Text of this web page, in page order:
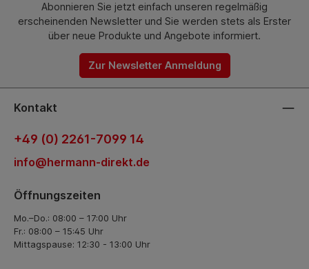
Abonnieren Sie jetzt einfach unseren regelmäßig
erscheinenden Newsletter und Sie werden stets als Erster
über neue Produkte und Angebote informiert.
Zur Newsletter Anmeldung
Kontakt
+49 (0) 2261-7099 14
info@hermann-direkt.de
Öffnungszeiten
Mo.–Do.: 08:00 – 17:00 Uhr
Fr.: 08:00 – 15:45 Uhr
Mittagspause: 12:30 - 13:00 Uhr